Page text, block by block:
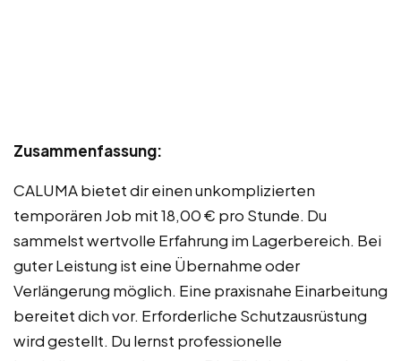
Zusammenfassung:
CALUMA bietet dir einen unkomplizierten
temporären Job mit 18,00 € pro Stunde. Du
sammelst wertvolle Erfahrung im Lagerbereich. Bei
guter Leistung ist eine Übernahme oder
Verlängerung möglich. Eine praxisnahe Einarbeitung
bereitet dich vor. Erforderliche Schutzausrüstung
wird gestellt. Du lernst professionelle